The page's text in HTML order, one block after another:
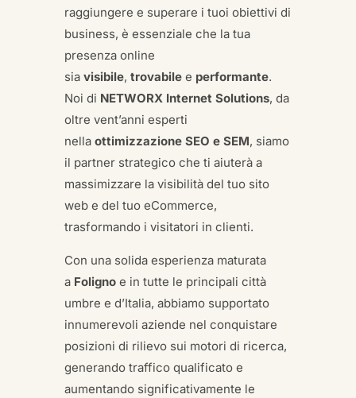
raggiungere e superare i tuoi obiettivi di
business, è essenziale che la tua
presenza online
sia visibile, trovabilee performante.
Noi di NETWORX Internet Solutions, da
oltre vent’anni esperti
nella ottimizzazione SEO e SEM, siamo
il partner strategico che ti aiuterà a
massimizzare la visibilità del tuo sito
web e del tuo eCommerce,
trasformando i visitatori in clienti.
Con una solida esperienza maturata
a Folignoe in tutte le principali città
umbre e d’Italia, abbiamo supportato
innumerevoli aziende nel conquistare
posizioni di rilievo sui motori di ricerca,
generando traffico qualificato e
aumentando significativamente le